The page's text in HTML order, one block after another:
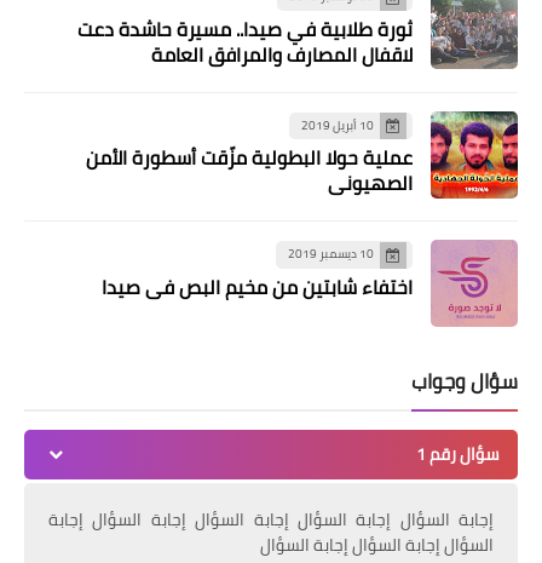
أخبار ‏البص
ثورة طلابية في صيدا.. مسيرة حاشدة دعت
لاقفال المصارف والمرافق العامة
10 أبريل 2019
عملية حولا البطولية مزّقت أسطورة الأمن
الصهيوني
10 ديسمبر 2019
اختفاء شابتين من مخيم البص في صيدا
سؤال وجواب
سؤال رقم 1
إجابة السؤال إجابة السؤال إجابة السؤال إجابة السؤال إجابة
السؤال إجابة السؤال إجابة السؤال